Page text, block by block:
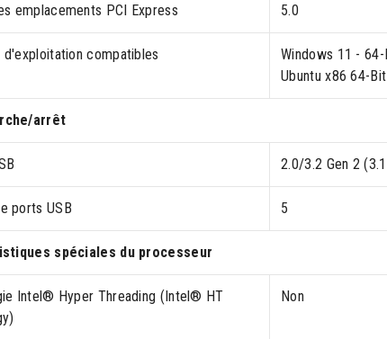
emplacements PCI Express 5.0
d'exploitation compatibles
Windows 11 -
Ubuntu x86 64-Bit
arrêt
2.0/3.2 Gen 2
ports USB 5
spéciales du processeur
Intel® Hyper Threading (Intel® HT
Non